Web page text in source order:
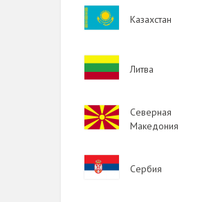
Image
Казахстан
Image
Литва
Image
Северная
Македония
Image
Сербия